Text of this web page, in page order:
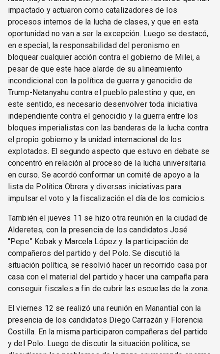
impactado y actuaron como catalizadores de los
procesos internos de la lucha de clases, y que en esta
oportunidad no van a ser la excepción. Luego se destacó,
en especial, la responsabilidad del peronismo en
bloquear cualquier acción contra el gobierno de Milei, a
pesar de que este hace alarde de su alineamiento
incondicional con la política de guerra y genocidio de
Trump-Netanyahu contra el pueblo palestino y que, en
este sentido, es necesario desenvolver toda iniciativa
independiente contra el genocidio y la guerra entre los
bloques imperialistas con las banderas de la lucha contra
el propio gobierno y la unidad internacional de los
explotados. El segundo aspecto que estuvo en debate se
concentró en relación al proceso de la lucha universitaria
en curso. Se acordó conformar un comité de apoyo a la
lista de Política Obrera y diversas iniciativas para
impulsar el voto y la fiscalización el día de los comicios.
También el jueves 11 se hizo otra reunión en la ciudad de
Alderetes, con la presencia de los candidatos José
“Pepe” Kobak y Marcela López y la participación de
compañeros del partido y del Polo. Se discutió la
situación política, se resolvió hacer un recorrido casa por
casa con el material del partido y hacer una campaña para
conseguir fiscales a fin de cubrir las escuelas de la zona.
El viernes 12 se realizó una reunión en Manantial con la
presencia de los candidatos Diego Carrazán y Florencia
Costilla. En la misma participaron compañeras del partido
y del Polo. Luego de discutir la situación política, se